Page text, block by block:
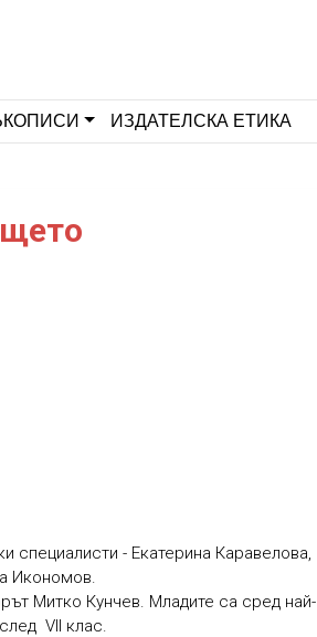
ИЗДАТЕЛСКА ЕТИКА
специалисти - Екатерина Каравелова,
Икономов.
Митко Кунчев. Младите са сред най-
VII клас.